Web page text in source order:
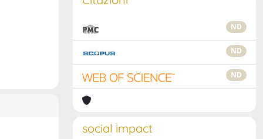
ND
ND
ND
social impact